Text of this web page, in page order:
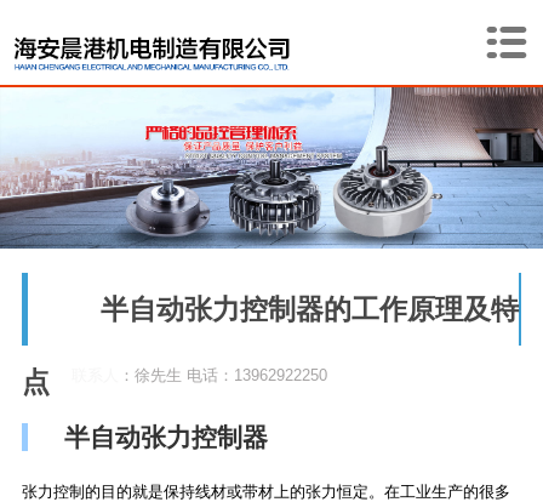
半自动张力控制器的工作原理及特
点 联系人：徐先生 电话：13962922250
半自动张力控制器
张力控制的目的就是保持线材或带材上的张力恒定。在工业生产的很多